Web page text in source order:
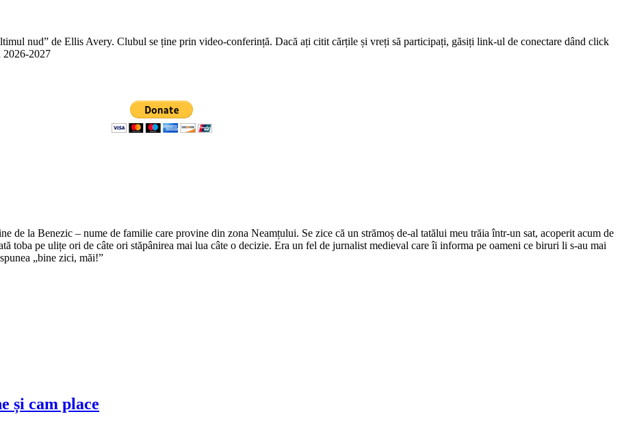
nud” de Ellis Avery. Clubul se ține prin video-conferință. Dacă ați citit cărțile și vreți să participați, găsiți link-ul de conectare dând click
2026-2027
de la Benezic – nume de familie care provine din zona Neamțului. Se zice că un strămoș de-al tatălui meu trăia într-un sat, acoperit acum de
toba pe ulițe ori de câte ori stăpânirea mai lua câte o decizie. Era un fel de jurnalist medieval care îi informa pe oameni ce biruri li s-au mai
„bine zici, măi!”
și cam place